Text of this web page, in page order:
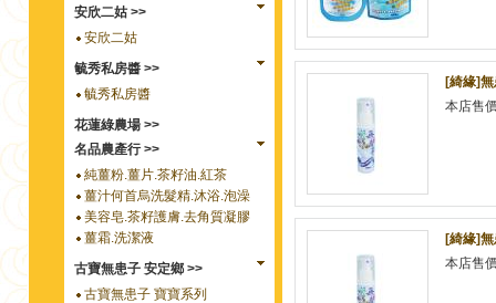
安欣二姑 >>
安欣二姑
毓秀私房醬 >>
毓秀私房醬
花蓮綠農場 >>
名品農產行 >>
純薑粉.薑片.茶籽油.紅茶
薑汁何首烏洗髮精.沐浴.泡澡
美容皂.茶籽護膚.去角質凝膠
薑霜.洗潔液
古寶無患子 安定鄉 >>
古寶無患子 寶寶系列
[綺緣]
本店售
[綺緣]
本店售